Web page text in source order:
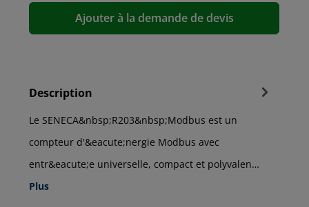
Ajouter à la demande de devis
Description
Le SENECA&nbsp;R203&nbsp;Modbus est un
compteur d'&eacute;nergie Modbus avec
entr&eacute;e universelle, compact et polyvalen…
Plus